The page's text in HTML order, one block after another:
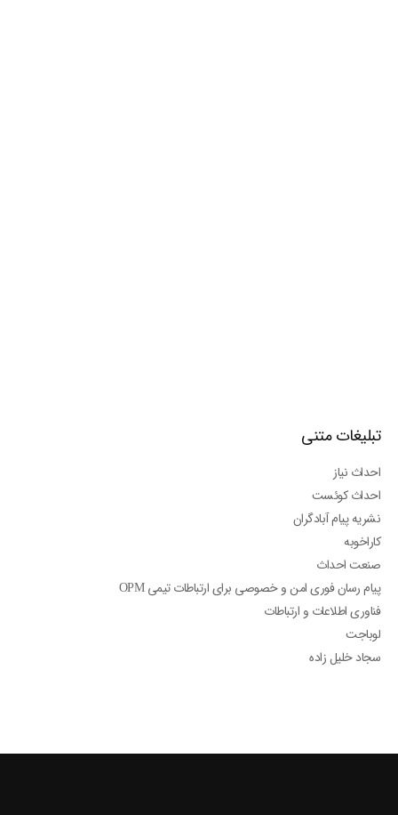
احداث کوئست
نشریه پیام آبادگران
کاراخوبه
صنعت احداث
پیام رسان فوری امن و خصوصی برای ارتباطات تیمی OPM
فناوری اطلاعات و ارتباطات
لوباجت
سجاد خلیل زاده